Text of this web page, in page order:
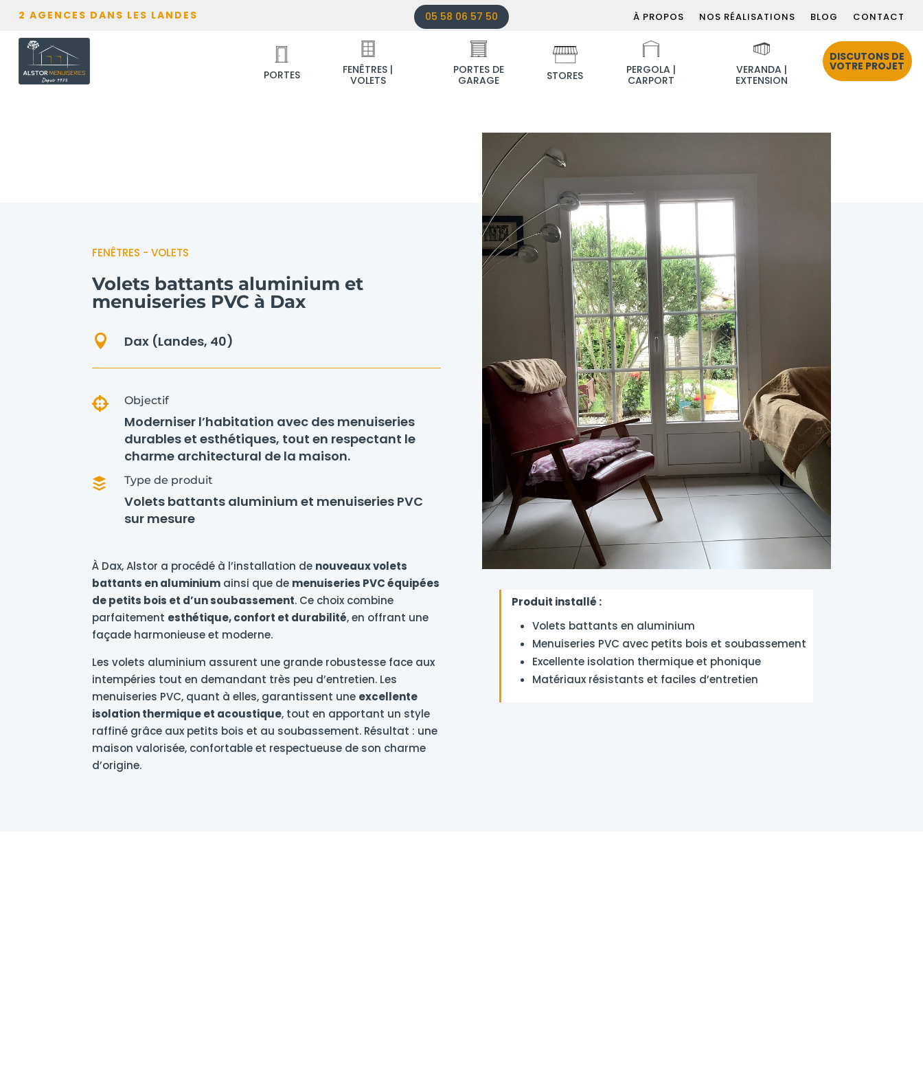
2 AGENCES DANS LES LANDES 05 58 06 57 50 À PROPOS NOS RÉALISATIONS BLOG CONTACT
PORTES
FENÊTRES |
VOLETS
PORTES DE
GARAGE
STORES
PERGOLA |
CARPORT
VERANDA |
EXTENSION
DISCUTONS DE
VOTRE PROJET
FENÊTRES - VOLETS
Volets battants aluminium et
menuiseries PVC à Dax
 Dax (Landes, 40)
 Objectif
Moderniser l’habitation avec des menuiseries
durables et esthétiques, tout en respectant le
charme architectural de la maison.
 Type de produit
Volets battants aluminium et menuiseries PVC
sur mesure
À Dax, Alstor a procédé à l’installation de nouveaux volets
battants en aluminium ainsi que de menuiseries PVC équipées
de petits bois et d’un soubassement. Ce choix combine
parfaitement esthétique, confort et durabilité, en offrant une
façade harmonieuse et moderne.
Les volets aluminium assurent une grande robustesse face aux
intempéries tout en demandant très peu d’entretien. Les
menuiseries PVC, quant à elles, garantissent une excellente
isolation thermique et acoustique, tout en apportant un style
raffiné grâce aux petits bois et au soubassement. Résultat : une
maison valorisée, confortable et respectueuse de son charme
d’origine.
Produit installé :
Volets battants en aluminium
Menuiseries PVC avec petits bois et soubassement
Excellente isolation thermique et phonique
Matériaux résistants et faciles d’entretien